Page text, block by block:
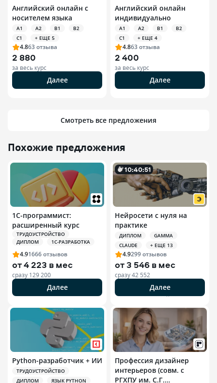
Английский онлайн с
носителем языка
A1 A2 B1
B2
C1
+ ЕЩЕ 5
4.863отзыва
2 880
за весь курс
Далее
Английский онлайн
индивидуально
A1 A2 B1
B2
C1
+ ЕЩЕ 4
4.863отзыва
2 400
за весь курс
Далее
Смотреть все предложения
Похожие предложения
1С-программист:
расширенный курс
ТРУДОУСТРОЙСТВО
ДИПЛОМ
1С-РАЗРАБОТКА
4.91666отзывов
от4 223 в мес
сразу 129 200
Далее
10:40:50
Нейросети с нуля на
практике
ДИПЛОМ
GAMMA
CLAUDE
+ ЕЩЕ 13
4.9299отзывов
от3 546 в мес
сразу42 552
Далее
Python-разработчик + ИИ
ТРУДОУСТРОЙСТВО
ДИПЛОМ
ЯЗЫК PYTHON
Профессия дизайнер
интерьеров (совм. с
РГХПУ им. С.Г.